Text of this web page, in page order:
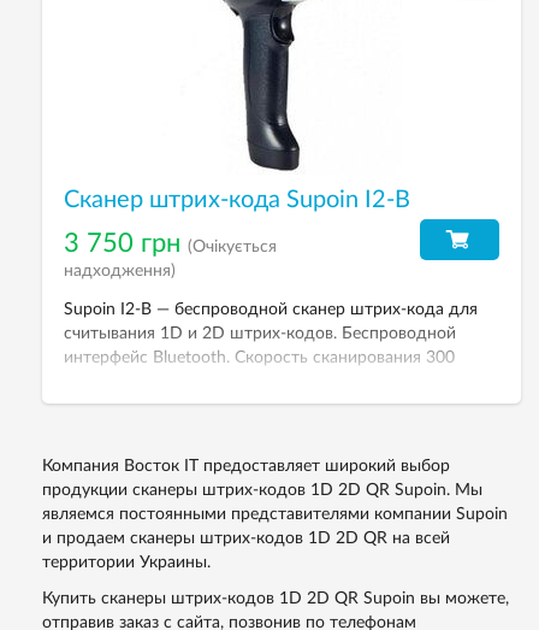
Сканер штрих-кода Supoin I2-B
3 750 грн (Очікується
надходження)
Supoin I2-B — беспроводной сканер штрих-кода для
считывания 1D и 2D штрих-кодов. Беспроводной
интерфейс Bluetooth. Скорость сканирования 300
Компания Восток IT предоставляет широкий выбор
продукции сканеры штрих-кодов 1D 2D QR Supoin. Мы
являемся постоянными представителями компании Supoin
и продаем сканеры штрих-кодов 1D 2D QR на всей
территории Украины.
Купить сканеры штрих-кодов 1D 2D QR Supoin вы можете,
отправив заказ с сайта, позвонив по телефонам